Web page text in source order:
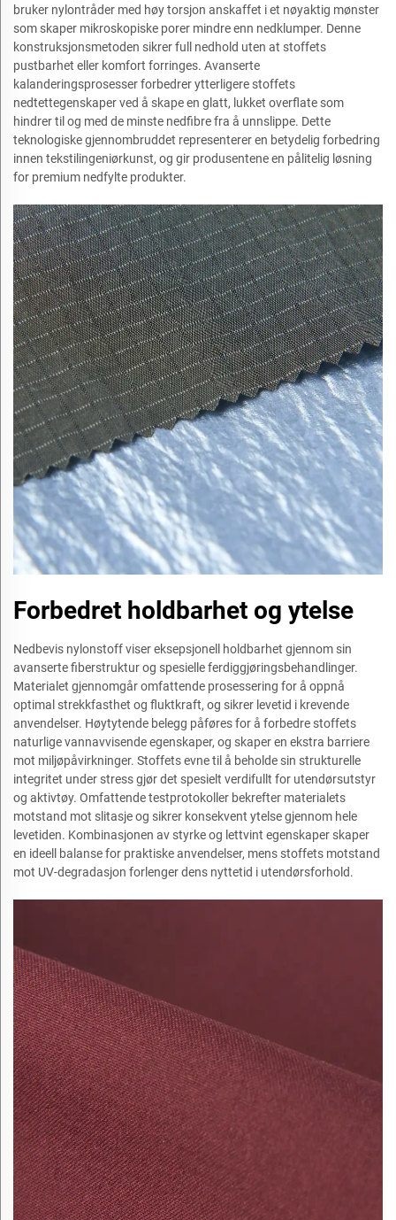
bruker nylontråder med høy torsjon anskaffet i et nøyaktig mønster
som skaper mikroskopiske porer mindre enn nedklumper. Denne
konstruksjonsmetoden sikrer full nedhold uten at stoffets
pustbarhet eller komfort forringes. Avanserte
kalanderingsprosesser forbedrer ytterligere stoffets
nedtettegenskaper ved å skape en glatt, lukket overflate som
hindrer til og med de minste nedfibre fra å unnslippe. Dette
teknologiske gjennombruddet representerer en betydelig forbedring
innen tekstilingeniørkunst, og gir produsentene en pålitelig løsning
for premium nedfylte produkter.
Forbedret holdbarhet og ytelse
Nedbevis nylonstoff viser eksepsjonell holdbarhet gjennom sin
avanserte fiberstruktur og spesielle ferdiggjøringsbehandlinger.
Materialet gjennomgår omfattende prosessering for å oppnå
optimal strekkfasthet og fluktkraft, og sikrer levetid i krevende
anvendelser. Høytytende belegg påføres for å forbedre stoffets
naturlige vannavvisende egenskaper, og skaper en ekstra barriere
mot miljøpåvirkninger. Stoffets evne til å beholde sin strukturelle
integritet under stress gjør det spesielt verdifullt for utendørsutstyr
og aktivtøy. Omfattende testprotokoller bekrefter materialets
motstand mot slitasje og sikrer konsekvent ytelse gjennom hele
levetiden. Kombinasjonen av styrke og lettvint egenskaper skaper
en ideell balanse for praktiske anvendelser, mens stoffets motstand
mot UV-degradasjon forlenger dens nyttetid i utendørsforhold.